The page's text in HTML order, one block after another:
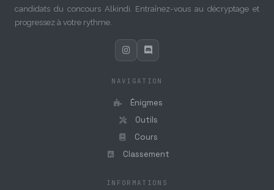
candidats du concours Alkindi. Entraînez-vous au décryptage et
progressez à votre rythme.
NAVIGATION
Énigmes
Outils
Cours
Classement
INFORMATIONS